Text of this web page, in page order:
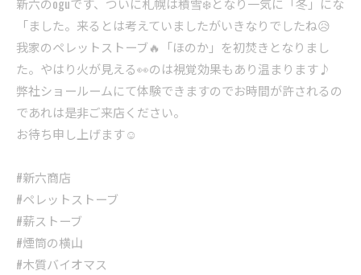
「ました。来るとは考えていましたがいきなりでしたね😥
我家のペレットストーブ🔥「ほのか」を初焚きとなりまし
た。やはり火が見える👀のは視覚効果もあり温まります♪
弊社ショールームにて体験できますのでお時間が許されるの
であれは是非ご来店ください。
お待ち申し上げます☺️
#新六商店
#ペレットストーブ
#薪ストーブ
#煙筒の横山
#木質バイオマス